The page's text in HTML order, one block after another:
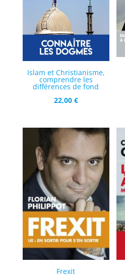
Islam et Christianisme,
comprendre les
différences de fond
22,00 €
Frexit